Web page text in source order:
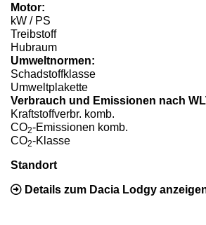
Motor:
kW / PS
Treibstoff
Hubraum
Umweltnormen:
Schadstoffklasse
Umweltplakette
Verbrauch und Emissionen nach
Kraftstoffverbr. komb.
CO2-Emissionen komb.
CO2-Klasse
Standort
Details zum Dacia Lodgy